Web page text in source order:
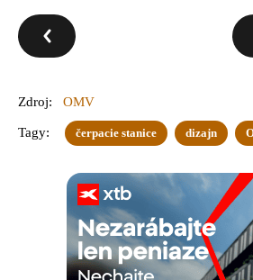
Zdroj: OMV
Tagy: čerpacie stanice dizajn